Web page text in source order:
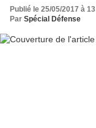
Publié le 25/05/2017 à
Par Spécial Défense